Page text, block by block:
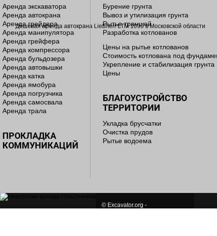
Аренда экскаватора
Аренда автокрана
Аренда грейдера
Аренда манипулятора
Аренда грейфера
Аренда компрессора
Аренда бульдозера
Аренда автовышки
Аренда катка
Аренда ямобура
Аренда погрузчика
Аренда самосвала
Аренда трала
ПРОКЛАДКА
КОММУНИКАЦИЙ
Бурение грунта
Вывоз и утилизация грунта
Рытье траншей
Разработка котлованов
Цены на рытье котлованов
Стоимость котлована под
Укрепление и стабилизация грунта
Цены
БЛАГОУСТРОЙСТВО
ТЕРРИТОРИИ
Укладка брусчатки
Очистка прудов
Рытье водоема
© Excavator.org -